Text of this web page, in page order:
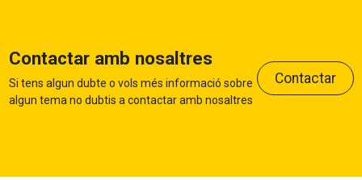
Contactar amb nosaltres
Si tens algun dubte o vols més informació sobre
algun tema no dubtis a contactar amb nosaltres
Contactar